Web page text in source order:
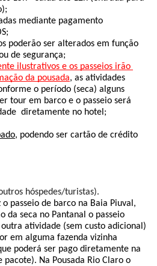
mediante pagamento
poderão ser alterados em função
de segurança;
ilustrativos e os passeios irão
da pousada, as atividades
o período (seca) alguns
tour em barco e o passeio será
diretamente no hotel;
, podendo ser cartão de crédito
hóspedes/turistas).
o passeio de barco na Baia Piuval,
da seca no Pantanal o passeio
atividade (sem custo adicional)
em alguma fazenda vizinha
poderá ser pago diretamente na
pacote). Na Pousada Rio Claro o